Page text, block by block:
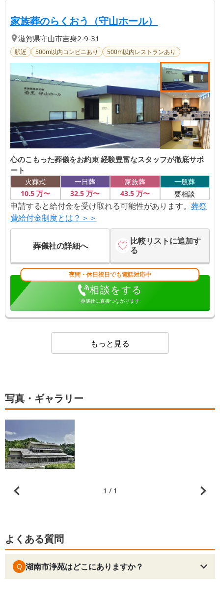
【第3位】
家族葬のらくおう（守山ホール）
滋賀県守山市吉身2-9-31
駅近 500m以内コンビニあり 500m以内レストランあり
心のこもった葬儀をお約束 経験豊富なスタッフが徹底サポ
ート
火葬式
10.5万〜
一日葬
32.5 万〜
家族葬
43.5万〜
一般葬
要相談
申請すると給付金を受け取れる可能性があります。 葬祭
費給付金制度とは？＞＞
葬儀社の詳細へ
比較リストに追加す
る
夜間・休日祝日でも電話対応中
相談をする
葬儀社に直接つながります
もっと見る
写真・ギャラリー
1 / 1
よくある質問
Q 湖南市浄苑はどこにありますか？